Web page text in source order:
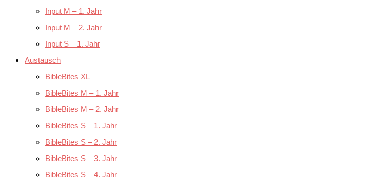
Input M – 1. Jahr
Input M – 2. Jahr
Input S – 1. Jahr
Austausch
BibleBites XL
BibleBites M – 1. Jahr
BibleBites M – 2. Jahr
BibleBites S – 1. Jahr
BibleBites S – 2. Jahr
BibleBites S – 3. Jahr
BibleBites S – 4. Jahr